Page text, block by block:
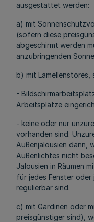
ausgestattet werden:
a) mit
(sofern diese
abgeschirmt werden
anzubringenden
b) mit Lamellenstores,
-
Arbeitsplätze
- keine oder nur
vorhanden sind.
Außenjalousien dann,
Außenlichtes nicht
Jalousien in Räumen
für jedes Fenster
regulierbar sind.
c) mit Gardinen oder
preisgünstiger sind),